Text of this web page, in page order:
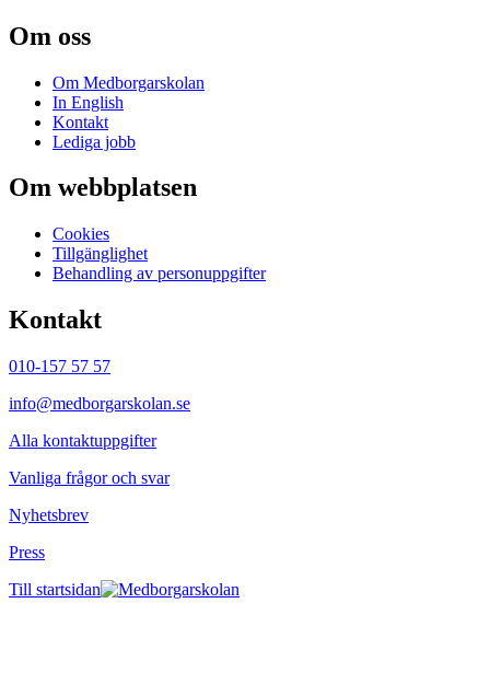
Om oss
Om Medborgarskolan
In English
Kontakt
Lediga jobb
Om webbplatsen
Cookies
Tillgänglighet
Behandling av personuppgifter
Kontakt
010-157 57 57
info@medborgarskolan.se
Alla kontaktuppgifter
Vanliga frågor och svar
Nyhetsbrev
Press
Till startsidan